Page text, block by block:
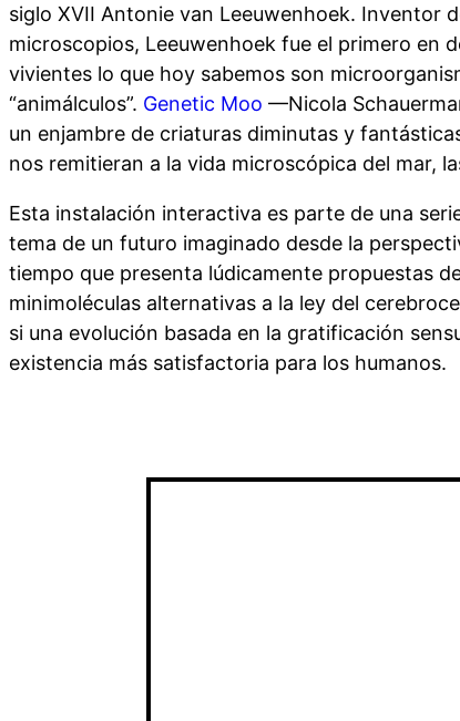
siglo XVII Antonie van Leeuwenhoek. Inventor
microscopios, Leeuwenhoek fue el primero en
vivientes lo que hoy sabemos son
“animálculos”. Genetic Moo —Nicola
un enjambre de criaturas diminutas y
nos remitieran a la vida microscópica del mar,
Esta instalación interactiva es parte de una
tema de un futuro imaginado desde la
tiempo que presenta lúdicamente propuestas
minimoléculas alternativas a la ley del
si una evolución basada en la gratificación
existencia más satisfactoria para los humanos.